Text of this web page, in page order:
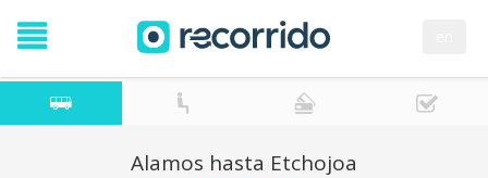
Alamos hasta Etchojoa